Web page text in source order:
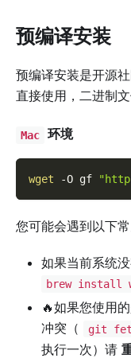
预编译安装
预编译安装是开源
直接使用，二进制
Mac 环境
wget -O gf
您可能会遇到以下常
如果当前系统
brew install
🔥如果您使用
冲突（
git
执行一次）请